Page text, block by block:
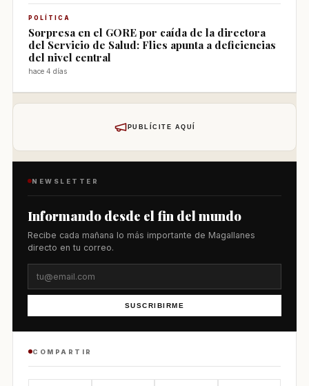
POLÍTICA
Sorpresa en el GORE por caída de la directora
del Servicio de Salud: Flies apunta a deficiencias
del nivel central
hace 4 días
PUBLÍCITE AQUÍ
NEWSLETTER
Informando desde el fin del mundo
Recibe cada mañana lo más importante de Magallanes
directo en tu correo.
SUSCRIBIRME
COMPARTIR